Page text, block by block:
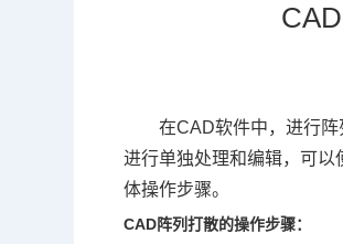
在CAD软件中，进行
进行单独处理和编辑，可以
体操作步骤。
CAD阵列打散的操作步骤：